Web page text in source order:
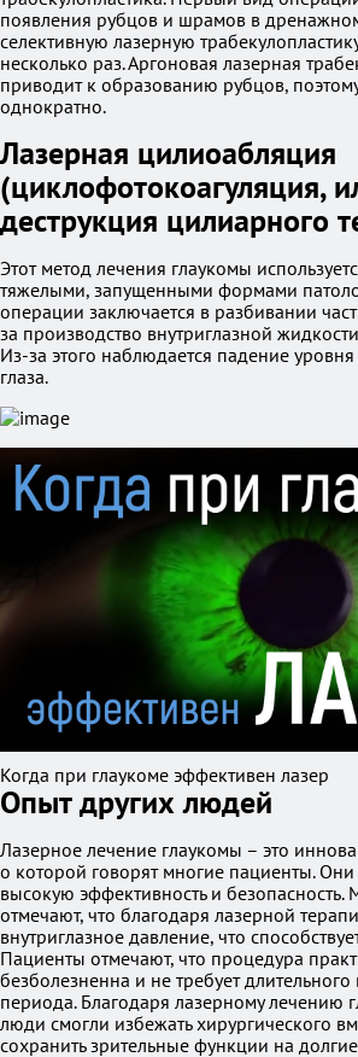
появления рубцов и шрамов в дренажном
селективную лазерную
несколько раз. Аргоновая лазерная
приводит к образованию рубцов,
однократно.
Лазерная цилиоабляция
(циклофотокоагуляция,
деструкция цилиарного
Этот метод лечения глаукомы
тяжелыми, запущенными формами
операции заключается в разбивании
за производство внутриглазной
Из-за этого наблюдается падение
глаза.
Когда при глаукоме эффективен лазер
Опыт других людей
Лазерное лечение глаукомы – это
о которой говорят многие пациенты.
высокую эффективность и
отмечают, что благодаря лазерной
внутриглазное давление, что
Пациенты отмечают, что процедура
безболезненна и не требует длительного
периода. Благодаря лазерному лечению
люди смогли избежать хирургического
сохранить зрительные функции на